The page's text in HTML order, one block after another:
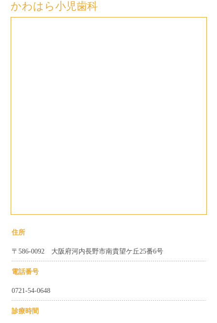
かわはら小児歯科
住所
〒586-0092 大阪府河内長野市南貴望ケ丘25番6号
電話番号
0721-54-0648
診療時間